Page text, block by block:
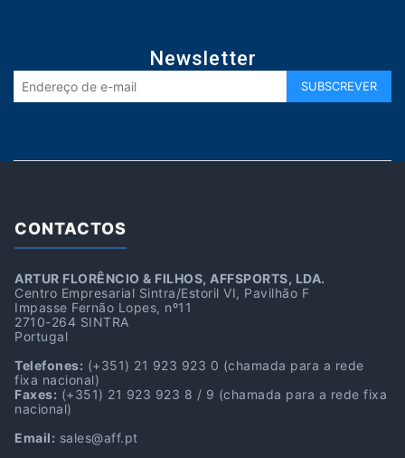
Newsletter
CONTACTOS
ARTUR FLORÊNCIO & FILHOS, AFFSPORTS, LDA.
Centro Empresarial Sintra/Estoril VI, Pavilhão F
Impasse Fernão Lopes, nº11
2710-264 SINTRA
Portugal
Telefones: (+351) 21 923 923 0 (chamada para a rede
fixa nacional)
Faxes: (+351) 21 923 923 8 / 9 (chamada para a rede fixa
nacional)
Email: sales@aff.pt